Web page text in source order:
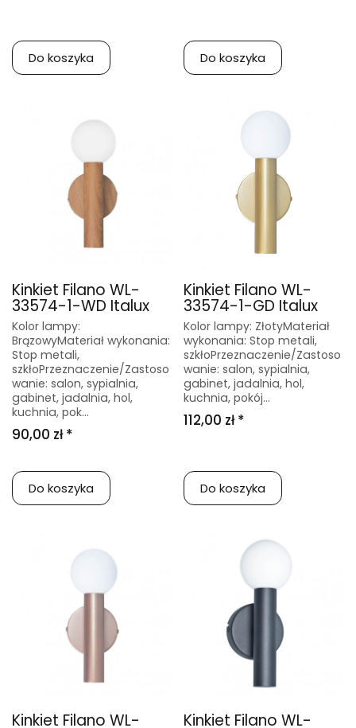
Do koszyka Do koszyka
Kinkiet Filano WL-
33574-1-WD Italux
Kolor lampy:
BrązowyMateriał wykonania:
Stop metali,
szkłoPrzeznaczenie/Zastoso
wanie: salon, sypialnia,
gabinet, jadalnia, hol,
kuchnia, pok...
90,00 zł *
Do koszyka
Kinkiet Filano WL-
33574-1-GD Italux
Kolor lampy: ZłotyMateriał
wykonania: Stop metali,
szkłoPrzeznaczenie/Zastoso
wanie: salon, sypialnia,
gabinet, jadalnia, hol,
kuchnia, pokój...
112,00 zł *
Do koszyka
Kinkiet Filano WL- Kinkiet Filano WL-